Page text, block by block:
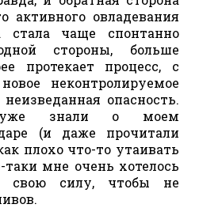
активного овладевания
стала чаще спонтанно
стороны, больше
протекает процесс, с
неконтролируемое
опасность.
знали о моем
(и даже прочитали
плохо что-то утаивать
таки мне очень хотелось
свою силу, чтобы не